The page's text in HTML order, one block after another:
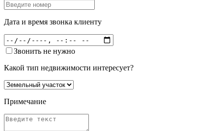
Дата и время звонка клиенту
Звонить не нужно
Какой тип недвижимости интересует?
Примечание